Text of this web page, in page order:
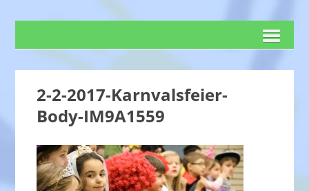
2-2-2017-Karnvalsfeier-
Body-IM9A1559